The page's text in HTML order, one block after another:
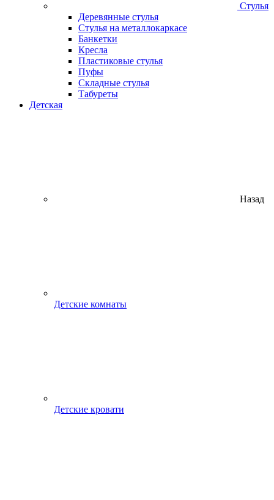
Стулья
Деревянные стулья
Стулья на металлокаркасе
Банкетки
Кресла
Пластиковые стулья
Пуфы
Складные стулья
Табуреты
Детская
Назад
Детские комнаты
Детские кровати